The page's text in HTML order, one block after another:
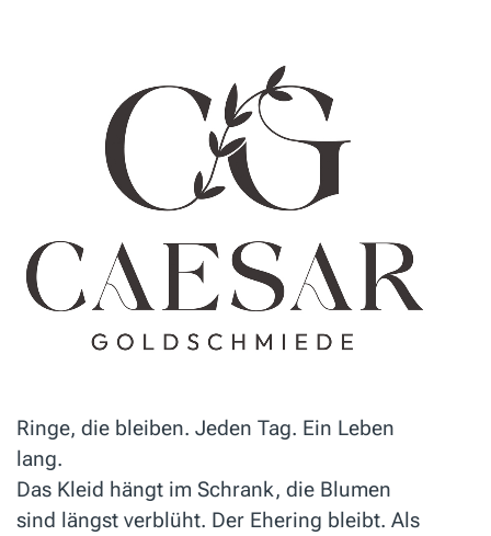
Ringe, die bleiben. Jeden Tag. Ein Leben
lang.
Das Kleid hängt im Schrank, die Blumen
sind längst verblüht. Der Ehering bleibt. Als